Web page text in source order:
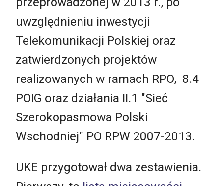
uwzględnieniu inwestycji
Telekomunikacji Polskiej oraz
zatwierdzonych projektów
realizowanych w ramach RPO, 8.4
POIG oraz działania II.1 "Sieć
Szerokopasmowa Polski
Wschodniej" PO RPW 2007-2013.
UKE przygotował dwa zestawienia.